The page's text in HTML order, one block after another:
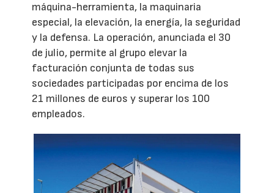
máquina-herramienta, la maquinaria
especial, la elevación, la energía, la seguridad
y la defensa. La operación, anunciada el 30
de julio, permite al grupo elevar la
facturación conjunta de todas sus
sociedades participadas por encima de los
21 millones de euros y superar los 100
empleados.